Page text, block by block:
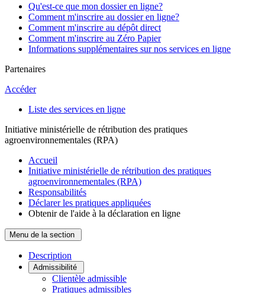
Qu'est-ce que mon dossier en ligne?
Comment m'inscrire au dossier en ligne?
Comment m'inscrire au dépôt direct
Comment m'inscrire au Zéro Papier
Informations supplémentaires sur nos services en ligne
Partenaires
Accéder
Liste des services en ligne
Initiative ministérielle de rétribution des pratiques
agroenvironnementales (RPA)
Accueil
Initiative ministérielle de rétribution des pratiques
agroenvironnementales (RPA)
Responsabilités
Déclarer les pratiques appliquées
Obtenir de l'aide à la déclaration en ligne
Menu de la section
Description
Admissibilité
Clientèle admissible
Pratiques admissibles